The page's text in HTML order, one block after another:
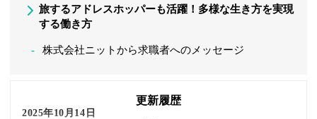
旅するアドレスホッパーも活躍！多様な生き方を実現
する働き方
株式会社ニットから求職者へのメッセージ
更新履歴
2025年10月14日